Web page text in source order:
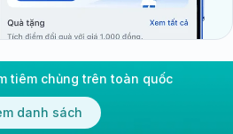
tiêm chủng trên toàn quốc
danh sách